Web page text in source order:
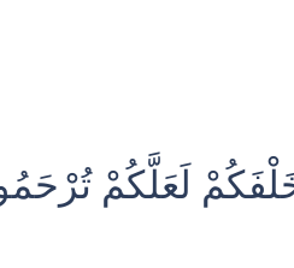
خَلْفَكُمْ لَعَلَّكُمْ